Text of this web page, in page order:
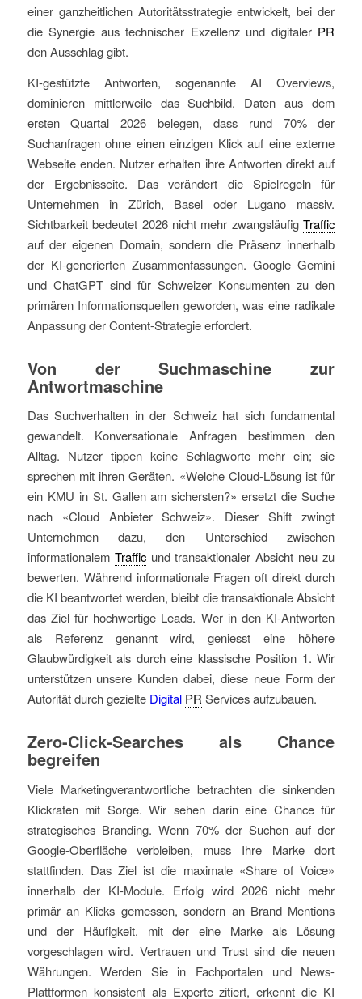
einer ganzheitlichen Autoritätsstrategie entwickelt, bei der
die Synergie aus technischer Exzellenz und digitaler PR
den Ausschlag gibt.
KI-gestützte Antworten, sogenannte AI Overviews,
dominieren mittlerweile das Suchbild. Daten aus dem
ersten Quartal 2026 belegen, dass rund 70% der
Suchanfragen ohne einen einzigen Klick auf eine externe
Webseite enden. Nutzer erhalten ihre Antworten direkt auf
der Ergebnisseite. Das verändert die Spielregeln für
Unternehmen in Zürich, Basel oder Lugano massiv.
Sichtbarkeit bedeutet 2026 nicht mehr zwangsläufigTraffic
auf der eigenen Domain, sondern die Präsenz innerhalb
der KI-generierten Zusammenfassungen. Google Gemini
und ChatGPT sind für Schweizer Konsumenten zu den
primären Informationsquellen geworden, was eine radikale
Anpassung der Content-Strategie erfordert.
Von der Suchmaschine zur
Antwortmaschine
Das Suchverhalten in der Schweiz hat sich fundamental
gewandelt. Konversationale Anfragen bestimmen den
Alltag. Nutzer tippen keine Schlagworte mehr ein; sie
sprechen mit ihren Geräten. «Welche Cloud-Lösung ist für
ein KMU in St. Gallen am sichersten?» ersetzt die Suche
nach «Cloud Anbieter Schweiz». Dieser Shift zwingt
Unternehmen dazu, den Unterschied zwischen
informationalem Trafficund transaktionaler Absicht neu zu
bewerten. Während informationale Fragen oft direkt durch
die KI beantwortet werden, bleibt die transaktionale Absicht
das Ziel für hochwertige Leads. Wer in den KI-Antworten
als Referenz genannt wird, geniesst eine höhere
Glaubwürdigkeit als durch eine klassische Position 1. Wir
unterstützen unsere Kunden dabei, diese neue Form der
Autorität durch gezielte Digital PR Services aufzubauen.
Zero-Click-Searches als Chance
begreifen
Viele Marketingverantwortliche betrachten die sinkenden
Klickraten mit Sorge. Wir sehen darin eine Chance für
strategisches Branding. Wenn 70% der Suchen auf der
Google-Oberfläche verbleiben, muss Ihre Marke dort
stattfinden. Das Ziel ist die maximale «Share of Voice»
innerhalb der KI-Module. Erfolg wird 2026 nicht mehr
primär an Klicks gemessen, sondern an Brand Mentions
und der Häufigkeit, mit der eine Marke als Lösung
vorgeschlagen wird. Vertrauen und Trust sind die neuen
Währungen. Werden Sie in Fachportalen und News-
Plattformen konsistent als Experte zitiert, erkennt die KI